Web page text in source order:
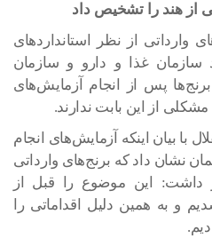
از هند را تشخیص داد
وارداتی از نظر استانداردهای
سازمان غذا و دارو و سازمان
پس از انجام آزمایش‌های
از این بابت ندارند.
با بیان اینکه آزمایش‌های انجام
نشان داد که برنج‌های وارداتی
داشت: این موضوع را قبل از
و به همین دلیل اقداماتی را